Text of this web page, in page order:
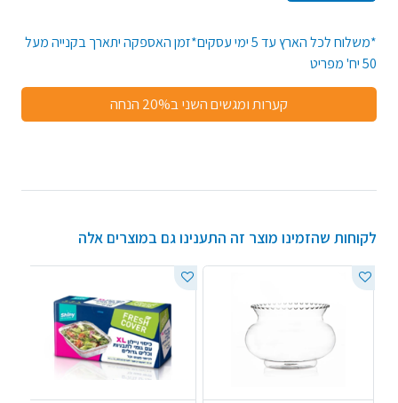
*משלוח לכל הארץ עד 5 ימי עסקים*זמן האספקה יתארך בקנייה מעל
50 יח' מפריט
קערות ומגשים השני ב20% הנחה
לקוחות שהזמינו מוצר זה התענינו גם במוצרים אלה